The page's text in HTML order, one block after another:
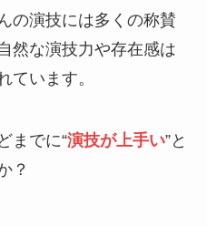
の演技には多くの称賛
然な演技力や存在感は
ています。
までに“演技が上手い”と
？